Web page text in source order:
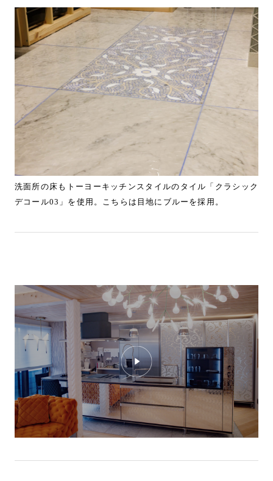
洗面所の床もトーヨーキッチンスタイルのタイル「クラシック
デコール03」を使用。こちらは目地にブルーを採用。